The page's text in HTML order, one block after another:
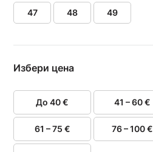
47 48 49
Избери цена
До 40 € 41 – 60 €
61 – 75 € 76 – 100 €